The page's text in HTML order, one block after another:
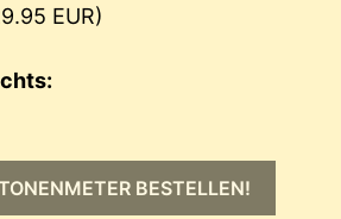
EUR)
BESTELLEN!